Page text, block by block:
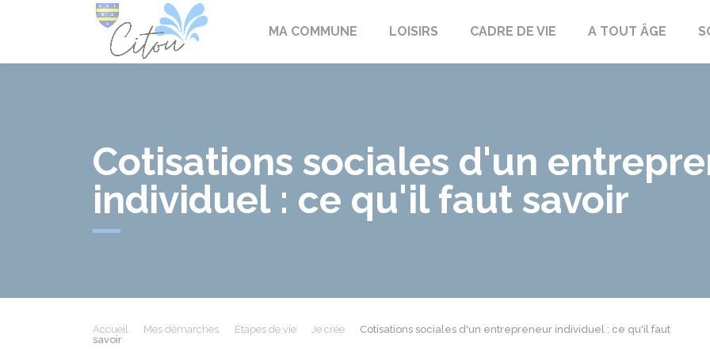
MA COMMUNE LOISIRS CADRE DE VIE A TOUT ÂGE
Cotisations sociales d'un
individuel : ce qu'il faut savoir
Accueil Mes démarches Étapes de vie Je crée
Cotisations sociales d'un entrepreneur individuel : ce qu'il faut
savoir